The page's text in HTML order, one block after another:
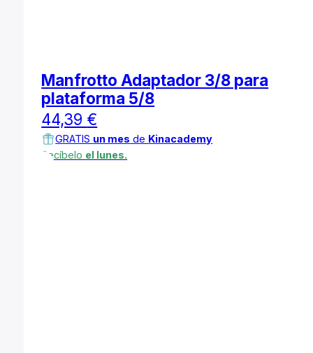
Manfrotto Adaptador 3/8 para
plataforma 5/8
44,39 €
GRATIS un mes de Kinacademy
Recíbelo el lunes.